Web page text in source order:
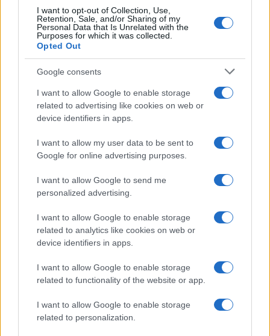
I want to opt-out of Collection, Use,
Retention, Sale, and/or Sharing of my
Personal Data that Is Unrelated with the
Purposes for which it was collected.
Opted Out
Google consents
I want to allow Google to enable storage
related to advertising like cookies on web or
device identifiers in apps.
I want to allow my user data to be sent to
Google for online advertising purposes.
I want to allow Google to send me
personalized advertising.
I want to allow Google to enable storage
related to analytics like cookies on web or
device identifiers in apps.
I want to allow Google to enable storage
related to functionality of the website or app.
I want to allow Google to enable storage
related to personalization.
prodajnom mjestu BBI Shopping centra (prizemlje).
Pametno kupujte i značajno uštedite samo uz
CityDeal.
#sarajevo #ljeto
#festival #Boris Novković
#hotel park #citydeal
#popusti na putovanja